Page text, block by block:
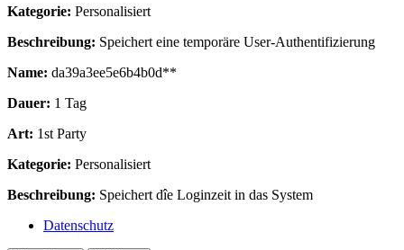
Kategorie: Personalisiert
Beschreibung: Speichert eine temporäre User-Authentifizierung
Name: da39a3ee5e6b4b0d**
Dauer: 1 Tag
Art: 1st Party
Kategorie: Personalisiert
Beschreibung: Speichert dîe Loginzeit in das System
Datenschutz